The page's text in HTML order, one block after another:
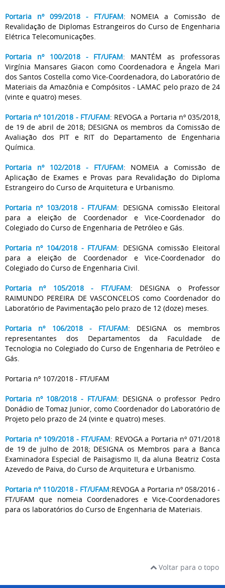
Portaria nº 099/2018 - FT/UFAM: NOMEIA a Comissão de
Revalidação de Diplomas Estrangeiros do Curso de Engenharia
Elétrica Telecomunicações.
Portaria nº 100/2018 - FT/UFAM:
MANTÉM as professoras
Virgínia Mansares Giacon como Coordenadora e Ângela Mari
dos Santos Costella como Vice-Coordenadora, do Laboratório de
Materiais da Amazônia e Compósitos - LAMAC pelo prazo de 24
(vinte e quatro) meses.
Portaria nº 101/2018 - FT/UFAM: REVOGA a Portaria nº 035/2018,
de 19 de abril de 2018; DESIGNA os membros da Comissão de
Avaliação dos PIT e RIT do Departamento de Engenharia
Química.
Portaria nº 102/2018 - FT/UFAM: NOMEIA a Comissão de
Aplicação de Exames e Provas para Revalidação do Diploma
Estrangeiro do Curso de Arquitetura e Urbanismo.
Portaria nº 103/2018 - FT/UFAM: DESIGNA comissão Eleitoral
para a eleição de Coordenador e Vice-Coordenador do
Colegiado do Curso de Engenharia de Petróleo e Gás.
Portaria nº 104/2018 - FT/UFAM: DESIGNA comissão Eleitoral
para a eleição de Coordenador e Vice-Coordenador do
Colegiado do Curso de Engenharia Civil.
Portaria nº 105/2018 - FT/UFAM: DESIGNA o Professor
RAIMUNDO PEREIRA DE VASCONCELOS como Coordenador do
Laboratório de Pavimentação pelo prazo de 12 (doze) meses.
Portaria nº 106/2018 - FT/UFAM: DESIGNA os membros
representantes dos Departamentos da Faculdade de
Tecnologia no Colegiado do Curso de Engenharia de Petróleo e
Gás.
Portaria nº 107/2018 - FT/UFAM
Portaria nº 108/2018 - FT/UFAM: DESIGNA o professor Pedro
Donádio de Tomaz Junior, como Coordenador do Laboratório de
Projeto pelo prazo de 24 (vinte e quatro) meses.
Portaria nº 109/2018 - FT/UFAM: REVOGA a Portaria nº 071/2018
de 19 de julho de 2018; DESIGNA os Membros para a Banca
Examinadora Especial de Paisagismo II, da aluna Beatriz Costa
Azevedo de Paiva, do Curso de Arquitetura e Urbanismo.
Portaria nº 110/2018 - FT/UFAM:REVOGA a Portaria nº 058/2016 -
FT/UFAM que nomeia Coordenadores e Vice-Coordenadores
para os laboratórios do Curso de Engenharia de Materiais.
Voltar para o topo